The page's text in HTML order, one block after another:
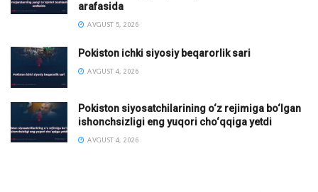
arafasida
AVGUST 5, 2026
Pokiston ichki siyosiy beqarorlik sari
AVGUST 4, 2026
Pokiston siyosatchilarining o‘z rejimiga bo‘lgan
ishonchsizligi eng yuqori cho‘qqiga yetdi
AVGUST 4, 2026